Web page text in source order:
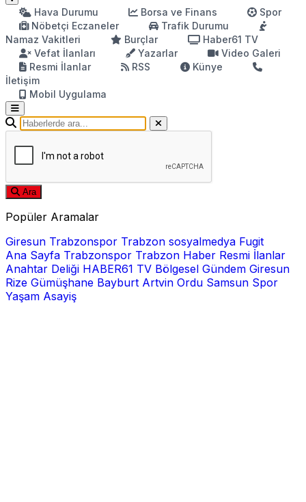
Hava Durumu Borsa ve Finans
Spor
Nöbetçi Eczaneler
Trafik Durumu
Namaz Vakitleri
Burçlar
Haber61 TV
Vefat İlanları
Yazarlar
Video Galeri
Resmi İlanlar
RSS
Künye
İletişim
Mobil Uygulama
Ara
Popüler Aramalar
Giresun Trabzonspor Trabzon sosyalmedya Fugit
Ana Sayfa Trabzonspor Trabzon Haber Resmi İlanlar
Anahtar Deliği HABER61 TV Bölgesel Gündem Giresun
Rize Gümüşhane Bayburt Artvin Ordu Samsun Spor
Yaşam Asayiş